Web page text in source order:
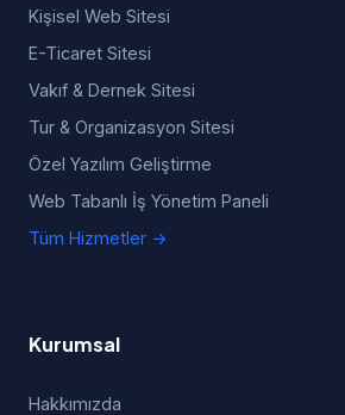
Kişisel Web Sitesi
E-Ticaret Sitesi
Vakıf & Dernek Sitesi
Tur & Organizasyon Sitesi
Özel Yazılım Geliştirme
Web Tabanlı İş Yönetim Paneli
Tüm Hizmetler →
Kurumsal
Hakkımızda